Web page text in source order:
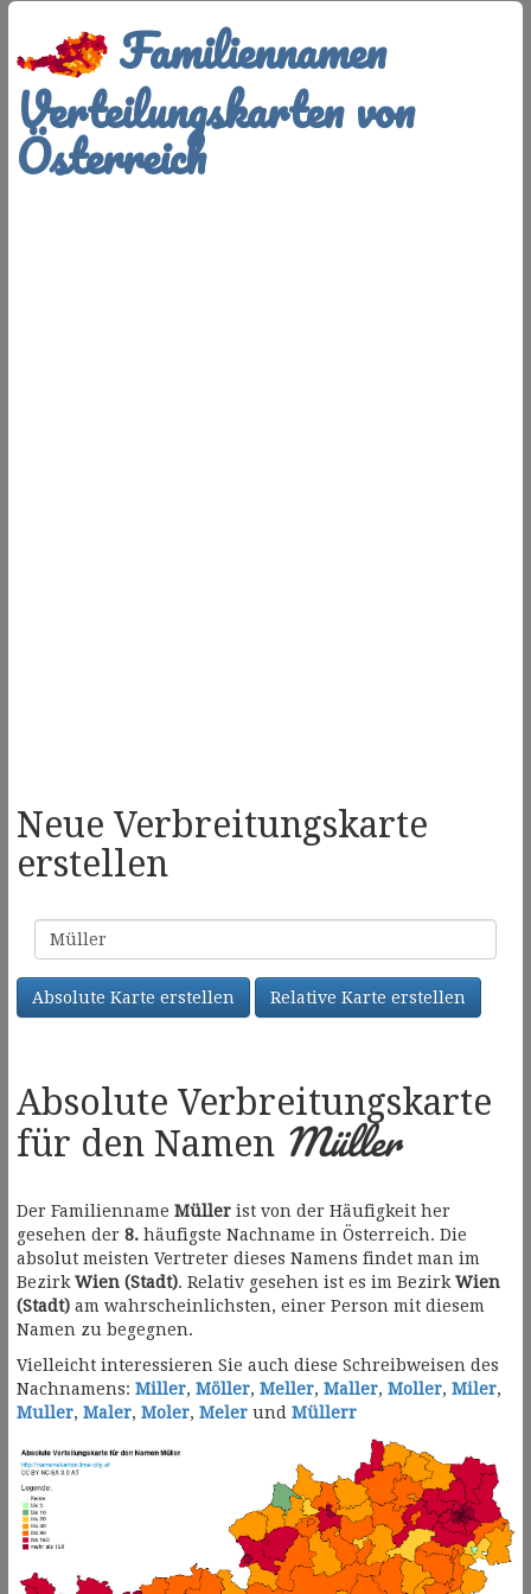
Familiennamen
Verteilungskarten von
Österreich
Neue Verbreitungskarte
erstellen
Familienname
Absolute Karte erstellen Relative Karte erstellen
Absolute Verbreitungskarte
für den Namen Müller
Der Familienname Müller ist von der Häufigkeit her
gesehen der 8. häufigste Nachname in Österreich. Die
absolut meisten Vertreter dieses Namens findet man im
Bezirk Wien (Stadt). Relativ gesehen ist es im Bezirk Wien
(Stadt) am wahrscheinlichsten, einer Person mit diesem
Namen zu begegnen.
Vielleicht interessieren Sie auch diese Schreibweisen des
Nachnamens: Miller, Möller, Meller, Maller, Moller, Miler,
Muller, Maler, Moler, Meler und Müllerr